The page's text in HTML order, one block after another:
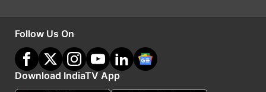
कारखानों के निगमीकरण को वापस लेने और हर पांच साल में
मूल्य सूचकांक के साथ 26000 रुपये मासिक न्यूनतम वेतन
की भी मांग की। बता दें कि यूनियन ने पिछले साल श्रम मंत्री
Follow Us On
Download IndiaTV App